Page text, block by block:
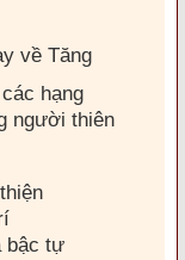
về Tăng
hạng
người thiên
bậc tự